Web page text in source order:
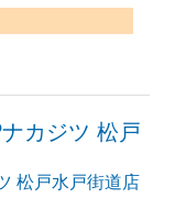
松戸水戸街道店